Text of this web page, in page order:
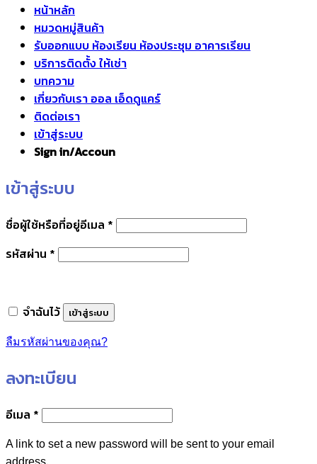
หน้าหลัก
หมวดหมู่สินค้า
รับออกแบบ ห้องเรียน ห้องประชุม อาคารเรียน
บริการติดตั้ง ให้เช่า
บทความ
เกี่ยวกับเรา ออล เอ็ดดูแคร์
ติดต่อเรา
เข้าสู่ระบบ
Sign in/Accoun
เข้าสู่ระบบ
ชื่อผู้ใช้หรือที่อยู่อีเมล * ต้องการ
รหัสผ่าน * ต้องการ
จำฉันไว้ เข้าสู่ระบบ
ลืมรหัสผ่านของคุณ?
ลงทะเบียน
อีเมล * ต้องการ
A link to set a new password will be sent to your email
address.